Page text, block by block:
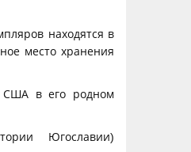
находятся в
место хранения
США в его родном
Югославии)